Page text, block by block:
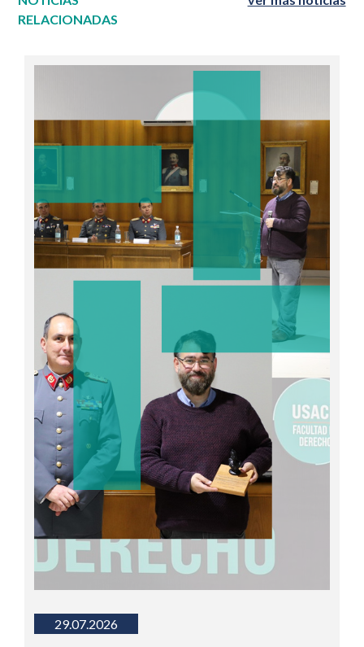
RELACIONADAS
29.07.2026